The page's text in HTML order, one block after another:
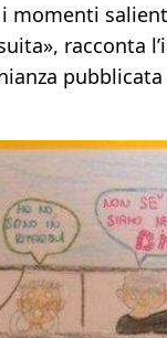
momenti
racconta